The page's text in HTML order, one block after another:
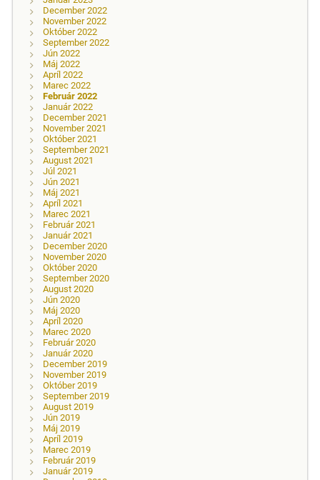
December 2022
November 2022
Október 2022
September 2022
Jún 2022
Máj 2022
Apríl 2022
Marec 2022
Február 2022
Január 2022
December 2021
November 2021
Október 2021
September 2021
August 2021
Júl 2021
Jún 2021
Máj 2021
Apríl 2021
Marec 2021
Február 2021
Január 2021
December 2020
November 2020
Október 2020
September 2020
August 2020
Jún 2020
Máj 2020
Apríl 2020
Marec 2020
Február 2020
Január 2020
December 2019
November 2019
Október 2019
September 2019
August 2019
Jún 2019
Máj 2019
Apríl 2019
Marec 2019
Február 2019
Január 2019